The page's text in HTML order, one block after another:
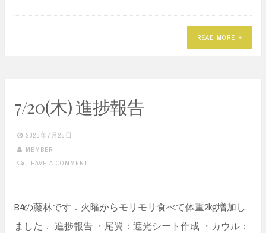
READ MORE
7/20(木) 進捗報告
2023年7月25日
MEMBER
LEAVE A COMMENT
B4の藤林です．火曜からモリモリ食べて体重2kg増加し
ました． 進捗報告 ・尾翼：遮光シート作成 ・カウル：